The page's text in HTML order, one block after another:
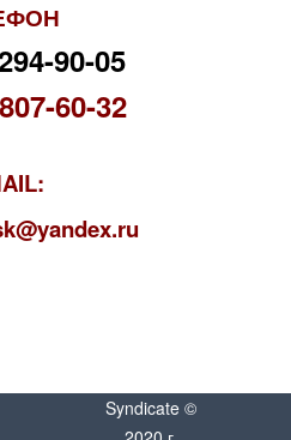
90-05
60-32
Syndicate ©